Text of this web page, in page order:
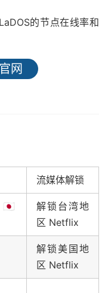
的节点在线率和
网
流媒体解锁
🇯🇵
解锁台湾地
区 Netflix
解锁美国地
区 Netflix